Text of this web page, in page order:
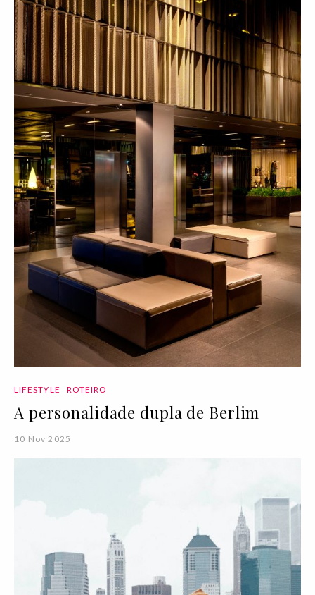
LIFESTYLE ROTEIRO
A personalidade dupla de Berlim
10 Nov 2025